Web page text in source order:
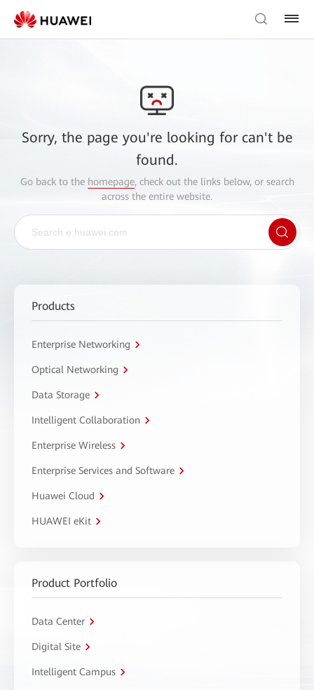
Sorry, the page you're looking for can't be
found.
Go back to the homepage, check out the links below, or search
across the entire website.
Products
Enterprise Networking
Optical Networking
Data Storage
Intelligent Collaboration
Enterprise Wireless
Enterprise Services and Software
Huawei Cloud
HUAWEI eKit
Product Portfolio
Data Center
Digital Site
Intelligent Campus